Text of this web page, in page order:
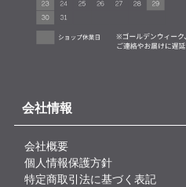
会社情報
会社概要
個人情報保護方針
特定商取引法に基づく表記